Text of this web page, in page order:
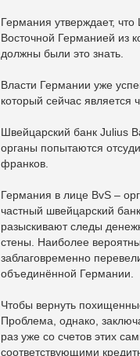
Германия утверждает,
Восточной Германией из
должны были это знать.
Власти Германии уже
который сейчас является
Швейцарский банк Julius
органы попытаются
франков.
Германия в лице BvS –
частный швейцарский
разыскивают следы
стены. Наиболее
заблаговременно
объединённой Германии.
Чтобы вернуть
Проблема, однако,
раз уже со счетов этих
соответствующими